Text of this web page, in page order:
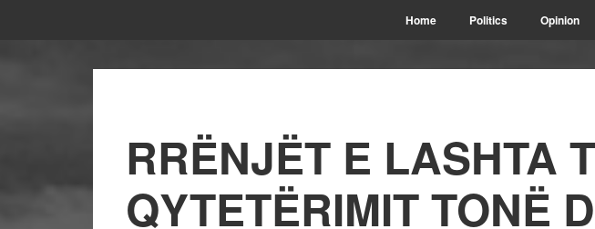
Home Politics Opinion
RRËNJËT E LASHTA
QYTETËRIMIT TONË